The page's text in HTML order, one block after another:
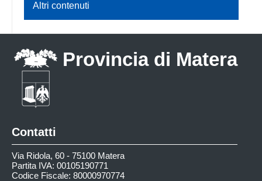
Altri contenuti
Provincia di Matera
Contatti
Via Ridola, 60 - 75100 Matera
Partita IVA: 00105190771
Codice Fiscale: 80000970774